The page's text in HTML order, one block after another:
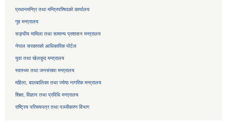
प्रधानमन्त्रि तथा मन्त्रिपरिषदको कार्यालय
गृह मन्त्रालय
सङ्घीय मामिला तथा सामान्य प्रशासन मन्त्रालय
नेपाल सरकारको आधिकारिक पोर्टल
युवा तथा खेलकुद मन्त्रालय
स्वास्थ्य तथा जनसंख्या मन्त्रालय
महिला, बालबालिका तथा ज्येष्ठ नागरिक मन्त्रालय
शिक्षा, विज्ञान तथा प्रविधि मन्त्रालय
राष्ट्रिय परिचयपत्र तथापञ्जीकरण विभाग